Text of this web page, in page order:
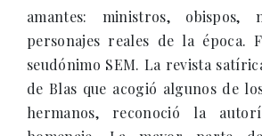
amantes: ministros, obispos,
personajes reales de la época.
seudónimo SEM. La revista
de Blas que acogió algunos de
hermanos, reconoció la